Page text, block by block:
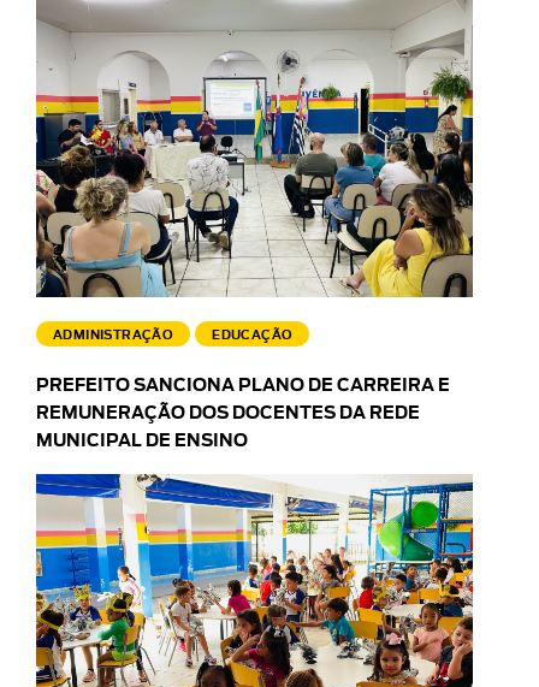
ADMINISTRAÇÃO EDUCAÇÃO
PREFEITO SANCIONA PLANO DE CARREIRA E
REMUNERAÇÃO DOS DOCENTES DA REDE
MUNICIPAL DE ENSINO